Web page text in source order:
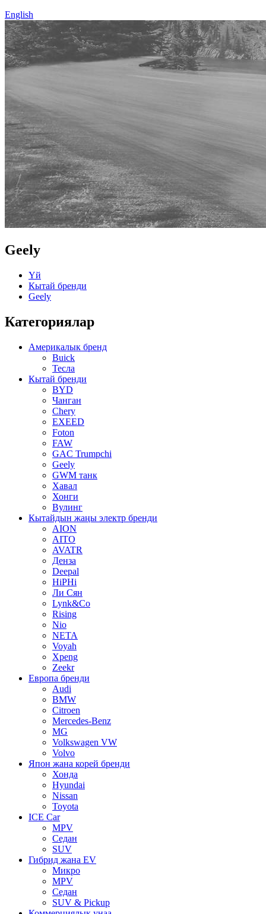
English
Geely
Үй
Кытай бренди
Geely
Категориялар
Америкалык бренд
Buick
Тесла
Кытай бренди
BYD
Чанган
Chery
EXEED
Foton
FAW
GAC Trumpchi
Geely
GWM танк
Хавал
Хонги
Вулинг
Кытайдын жаңы электр бренди
AION
AITO
AVATR
Денза
Deepal
HiPHi
Ли Сян
Lynk&Co
Rising
Nio
NETA
Voyah
Xpeng
Zeekr
Европа бренди
Audi
BMW
Citroen
Mercedes-Benz
MG
Volkswagen VW
Volvo
Япон жана корей бренди
Хонда
Hyundai
Nissan
Toyota
ICE Car
MPV
Седан
SUV
Гибрид жана EV
Микро
MPV
Седан
SUV & Pickup